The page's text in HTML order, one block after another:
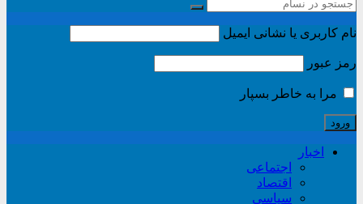
نام کاربری یا نشانی ایمیل
رمز عبور
مرا به خاطر بسپار
اخبار
اجتماعی
اقتصاد
سیاسی